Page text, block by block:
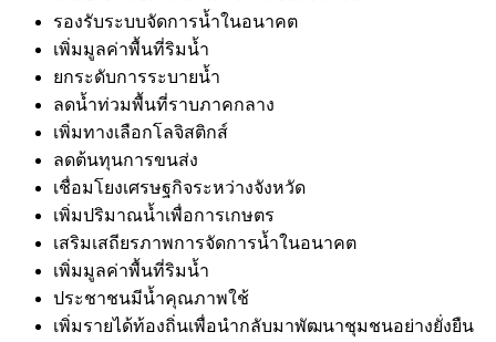
รองรับระบบจัดการน้ำในอนาคต
เพิ่มมูลค่าพื้นที่ริมน้ำ
ยกระดับการระบายน้ำ
ลดน้ำท่วมพื้นที่ราบภาคกลาง
เพิ่มทางเลือกโลจิสติกส์
ลดต้นทุนการขนส่ง
เชื่อมโยงเศรษฐกิจระหว่างจังหวัด
เพิ่มปริมาณน้ำเพื่อการเกษตร
เสริมเสถียรภาพการจัดการน้ำในอนาคต
เพิ่มมูลค่าพื้นที่ริมน้ำ
ประชาชนมีน้ำคุณภาพใช้
เพิ่มรายได้ท้องถิ่นเพื่อนำกลับมาพัฒนาชุมชนอย่างยั่งยืน